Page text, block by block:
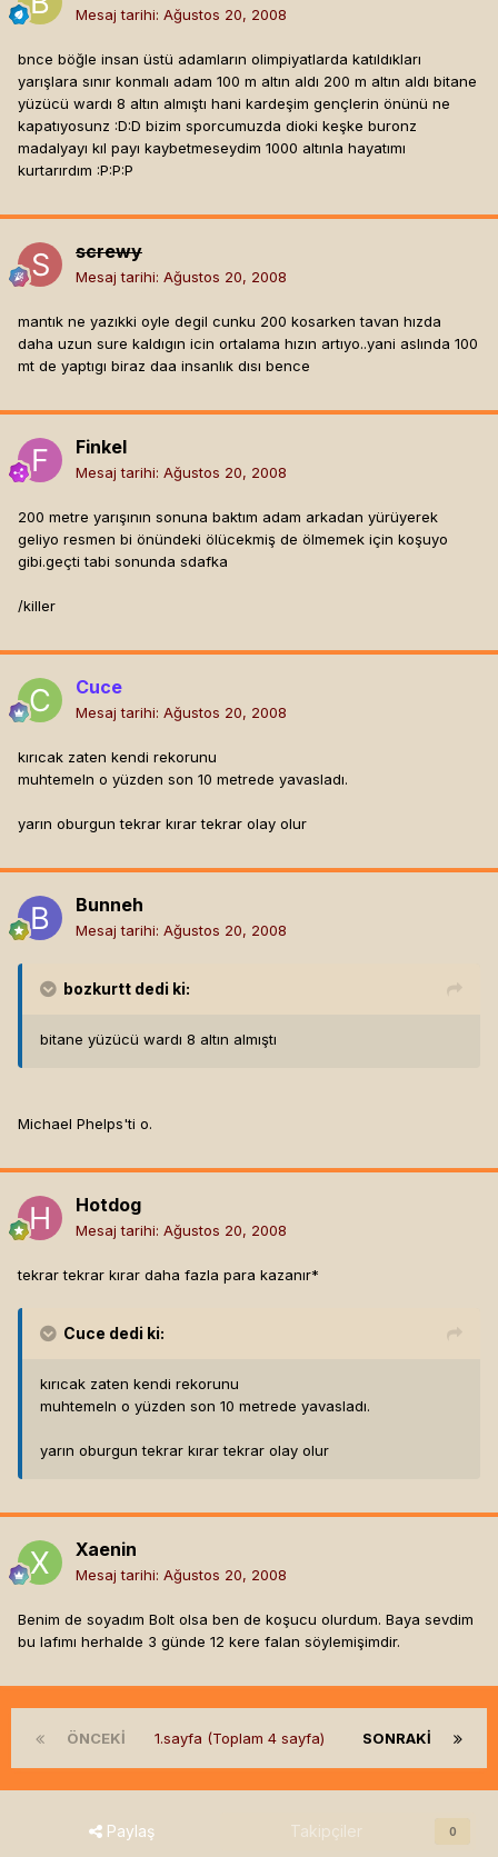
Mesaj tarihi: Ağustos 20, 2008
bnce böğle insan üstü adamların olimpiyatlarda katıldıkları
yarışlara sınır konmalı adam 100 m altın aldı 200 m altın aldı bitane
yüzücü wardı 8 altın almıştı hani kardeşim gençlerin önünü ne
kapatıyosunz :D:D bizim sporcumuzda dioki keşke buronz
madalyayı kıl payı kaybetmeseydim 1000 altınla hayatımı
kurtarırdım :P:P:P
screwy
Mesaj tarihi: Ağustos 20, 2008
mantık ne yazıkki oyle degil cunku 200 kosarken tavan hızda
daha uzun sure kaldıgın icin ortalama hızın artıyo..yani aslında 100
mt de yaptıgı biraz daa insanlık dısı bence
Finkel
Mesaj tarihi: Ağustos 20, 2008
200 metre yarışının sonuna baktım adam arkadan yürüyerek
geliyo resmen bi önündeki ölücekmiş de ölmemek için koşuyo
gibi.geçti tabi sonunda sdafka
/killer
Cuce
Mesaj tarihi: Ağustos 20, 2008
kırıcak zaten kendi rekorunu
muhtemeln o yüzden son 10 metrede yavasladı.
yarın oburgun tekrar kırar tekrar olay olur
Bunneh
Mesaj tarihi: Ağustos 20, 2008
bozkurtt dedi ki:
bitane yüzücü wardı 8 altın almıştı
Michael Phelps'ti o.
Hotdog
Mesaj tarihi: Ağustos 20, 2008
tekrar tekrar kırar daha fazla para kazanır*
Cuce dedi ki:
kırıcak zaten kendi rekorunu
muhtemeln o yüzden son 10 metrede yavasladı.
yarın oburgun tekrar kırar tekrar olay olur
Xaenin
Mesaj tarihi: Ağustos 20, 2008
Benim de soyadım Bolt olsa ben de koşucu olurdum. Baya sevdim
bu lafımı herhalde 3 günde 12 kere falan söylemişimdir.
ÖNCEKI SONRAKI
1.sayfa (Toplam 4 sayfa)
Paylaş Takipçiler 0